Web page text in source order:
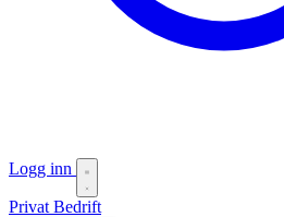
Logg inn
Privat Bedrift